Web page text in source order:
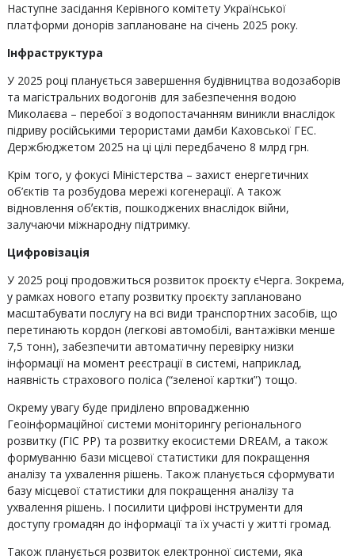
Наступне засідання Керівного комітету Української
платформи донорів заплановане на січень 2025 року.
Інфраструктура
У 2025 році планується завершення будівництва водозаборів
та магістральних водогонів для забезпечення водою
Миколаєва – перебої з водопостачанням виникли внаслідок
підриву російськими терористами дамби Каховської ГЕС.
Держбюджетом 2025 на ці цілі передбачено 8 млрд грн.
Крім того, у фокусі Міністерства – захист енергетичних
об’єктів та розбудова мережі когенерації. А також
відновлення обʼєктів, пошкоджених внаслідок війни,
залучаючи міжнародну підтримку.
Цифровізація
У 2025 році продовжиться розвиток проєкту єЧерга. Зокрема,
у рамках нового етапу розвитку проєкту заплановано
масштабувати послугу на всі види транспортних засобів, що
перетинають кордон (легкові автомобілі, вантажівки менше
7,5 тонн), забезпечити автоматичну перевірку низки
інформації на момент реєстрації в системі, наприклад,
наявність страхового поліса (“зеленої картки”) тощо.
Окрему увагу буде приділено впровадженню
Геоінформаційної системи моніторингу регіонального
розвитку (ГІС РР) та розвитку екосистеми DREAM, а також
формуванню бази місцевої статистики для покращення
аналізу та ухвалення рішень. Також планується сформувати
базу місцевої статистики для покращення аналізу та
ухвалення рішень. І посилити цифрові інструменти для
доступу громадян до інформації та їх участі у житті громад.
Також планується розвиток електронної системи, яка